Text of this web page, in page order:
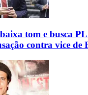
tom e busca
contra vice de